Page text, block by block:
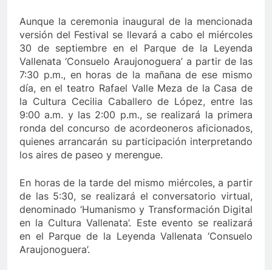
docente que abusó sexualmente de niña de 13 años
Aunque la ceremonia inaugural de la mencionada
versión del Festival se llevará a cabo el miércoles
30 de septiembre en el Parque de la Leyenda
Vallenata ‘Consuelo Araujonoguera’ a partir de las
7:30 p.m., en horas de la mañana de ese mismo
día, en el teatro Rafael Valle Meza de la Casa de
la Cultura Cecilia Caballero de López, entre las
9:00 a.m. y las 2:00 p.m., se realizará la primera
ronda del concurso de acordeoneros aficionados,
quienes arrancarán su participación interpretando
los aires de paseo y merengue.
En horas de la tarde del mismo miércoles, a partir
de las 5:30, se realizará el conversatorio virtual,
denominado ‘Humanismo y Transformación Digital
en la Cultura Vallenata’. Este evento se realizará
en el Parque de la Leyenda Vallenata ‘Consuelo
Araujonoguera’.